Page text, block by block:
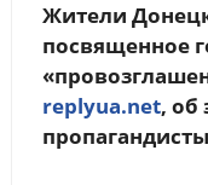
Жители
посвященное
replyua.net, об